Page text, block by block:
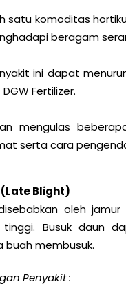
satu komoditas
beragam
ini dapat
Fertilizer.
mengulas
serta cara
Blight)
oleh
tinggi. Busuk daun
buah membusuk.
Penyakit :